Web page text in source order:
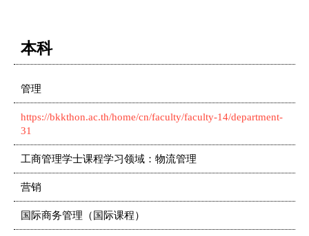
本科
管理
https://bkkthon.ac.th/home/cn/faculty/faculty-14/department-
31
工商管理学士课程学习领域：物流管理
营销
国际商务管理（国际课程）